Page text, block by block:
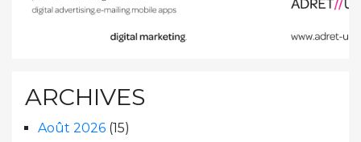
ARCHIVES
Août 2026 (15)